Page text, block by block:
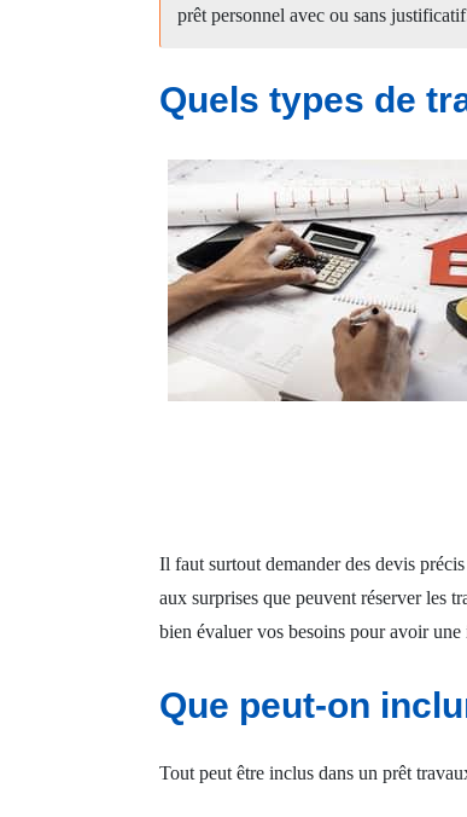
prêt personnel avec ou sans
Quels types de
Il faut surtout demander des devis
aux surprises que peuvent réserver les
bien évaluer vos besoins pour avoir
Que peut-on
Tout peut être inclus dans un prêt